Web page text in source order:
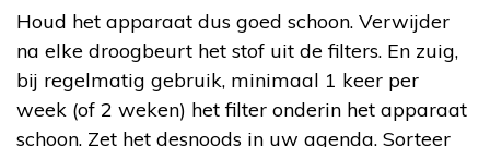
Houd het apparaat dus goed schoon. Verwijder
na elke droogbeurt het stof uit de filters. En zuig,
bij regelmatig gebruik, minimaal 1 keer per
week (of 2 weken) het filter onderin het apparaat
schoon. Zet het desnoods in uw agenda. Sorteer